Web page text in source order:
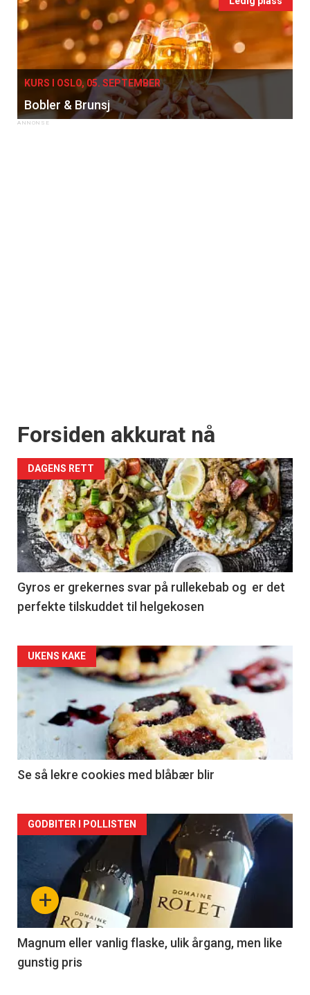
KURS I OSLO, 05. SEPTEMBER
Bobler & Brunsj
Forsiden akkurat nå
DAGENS RETT
Gyros er grekernes svar på rullekebab og er det
perfekte tilskuddet til helgekosen
Forsiden
akkurat
nå
2
UKENS KAKE
Se så lekre cookies med blåbær blir
Forsiden
akkurat
nå
3
+
GODBITER I POLLISTEN
Magnum eller vanlig flaske, ulik årgang, men like
gunstig pris